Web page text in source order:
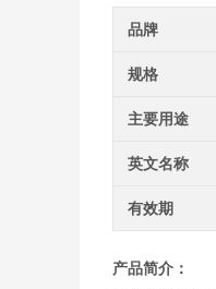
品牌
规格
主要用途
英文名称
有效期
产品简介：